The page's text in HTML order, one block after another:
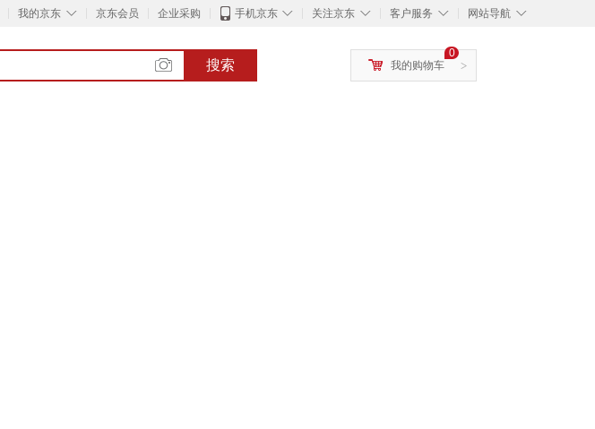
◇
我的京东 京东会员 企业采购 ◇
手机京东 ◇
关注京东 ◇
客户服务 ◇
网站导航
搜索 >
0
我的购物车